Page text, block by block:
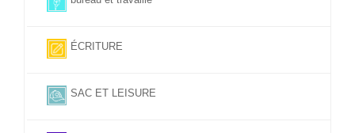
ÉCRITURE
SAC ET LEISURE